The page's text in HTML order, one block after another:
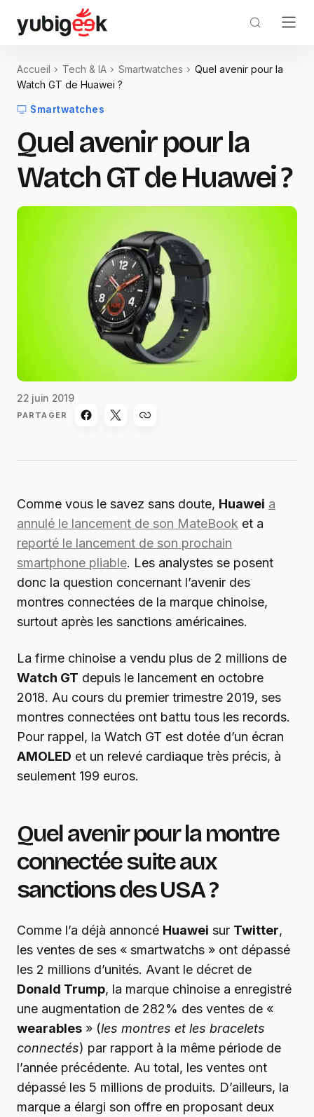
Accueil Tech & IA Smartwatches
Quel avenir pour la
Watch GT de Huawei ?
Smartwatches
Quel avenir pour la
Watch GT de Huawei ?
22 juin 2019
PARTAGER
Comme vous le savez sans doute, Huawei a
annulé le lancement de son MateBook et a
reporté le lancement de son prochain
smartphone pliable. Les analystes se posent
donc la question concernant l’avenir des
montres connectées de la marque chinoise,
surtout après les sanctions américaines.
La firme chinoise a vendu plus de 2 millions de
Watch GT depuis le lancement en octobre
2018. Au cours du premier trimestre 2019, ses
montres connectées ont battu tous les records.
Pour rappel, la Watch GT est dotée d’un écran
AMOLED et un relevé cardiaque très précis, à
seulement 199 euros.
Quel avenir pour la montre
connectée suite aux
sanctions des USA ?
Comme l’a déjà annoncé Huawei sur Twitter,
les ventes de ses « smartwatchs » ont dépassé
les 2 millions d’unités. Avant le décret de
Donald Trump, la marque chinoise a enregistré
une augmentation de 282% des ventes de «
wearables » (les montres et les bracelets
connectés) par rapport à la même période de
l’année précédente. Au total, les ventes ont
dépassé les 5 millions de produits. D’ailleurs, la
marque a élargi son offre en proposant deux